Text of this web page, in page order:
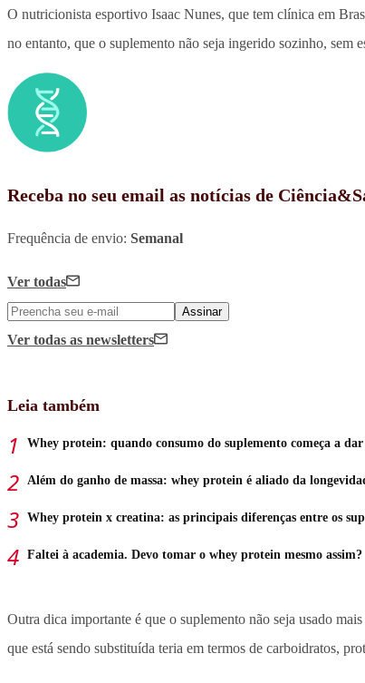
O nutricionista esportivo Isaac Nunes, que tem clínica em
no entanto, que o suplemento não seja ingerido sozinho, sem
Receba no seu email as notícias de
Frequência de envio: Semanal
Ver todas
Assinar
Ver todas as newsletters
Leia também
Whey protein: quando consumo do suplemento começa a
Além do ganho de massa: whey protein é aliado da
Whey protein x creatina: as principais diferenças entre os
Faltei à academia. Devo tomar o whey protein mesmo assim?
Outra dica importante é que o suplemento não seja usado
que está sendo substituída teria em termos de carboidratos,